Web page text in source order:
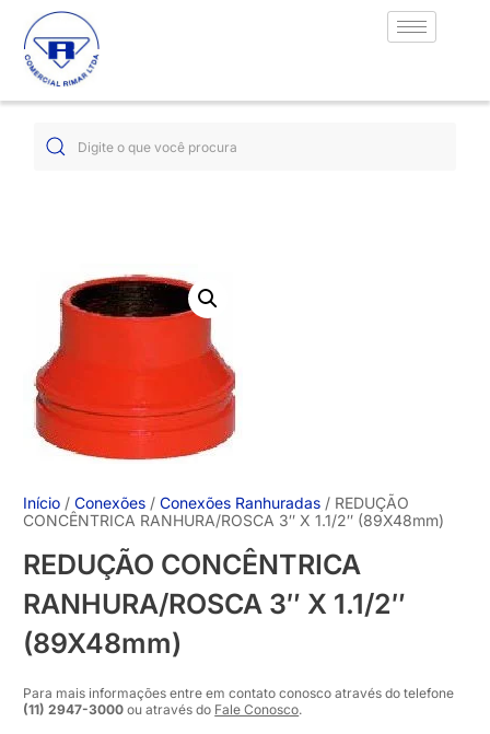
Início /Conexões /Conexões Ranhuradas / REDUÇÃO
CONCÊNTRICA RANHURA/ROSCA 3″ X 1.1/2″ (89X48mm)
REDUÇÃO CONCÊNTRICA
RANHURA/ROSCA 3″ X 1.1/2″
(89X48mm)
Para mais informações entre em contato conosco através do telefone
(11) 2947-3000 ou através do Fale Conosco.